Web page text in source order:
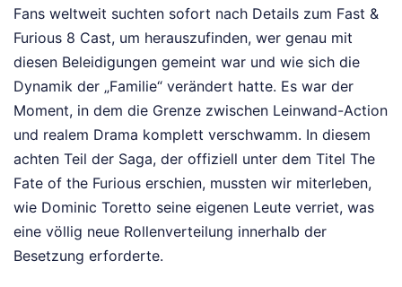
Fans weltweit suchten sofort nach Details zum Fast &
Furious 8 Cast, um herauszufinden, wer genau mit
diesen Beleidigungen gemeint war und wie sich die
Dynamik der „Familie“ verändert hatte. Es war der
Moment, in dem die Grenze zwischen Leinwand-Action
und realem Drama komplett verschwamm. In diesem
achten Teil der Saga, der offiziell unter dem Titel The
Fate of the Furious erschien, mussten wir miterleben,
wie Dominic Toretto seine eigenen Leute verriet, was
eine völlig neue Rollenverteilung innerhalb der
Besetzung erforderte.